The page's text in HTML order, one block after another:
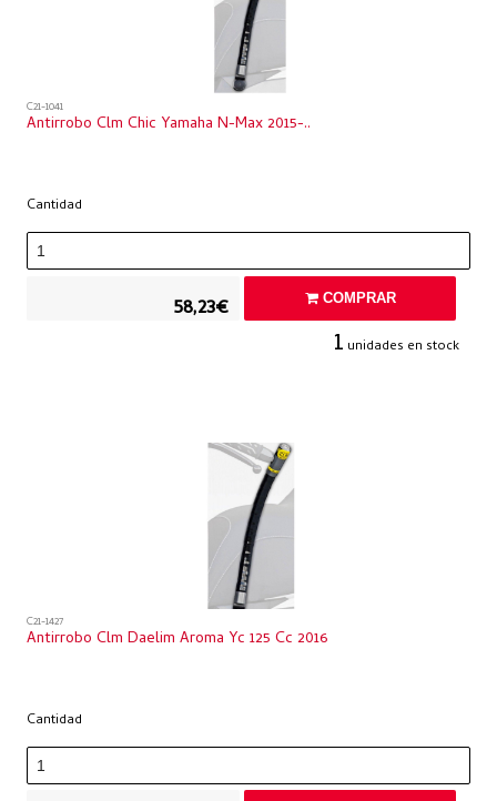
C21-1041
Antirrobo Clm Chic Yamaha N-Max 2015-..
Cantidad
58,23€ COMPRAR
1 unidades en stock
C21-1427
Antirrobo Clm Daelim Aroma Yc 125 Cc 2016
Cantidad